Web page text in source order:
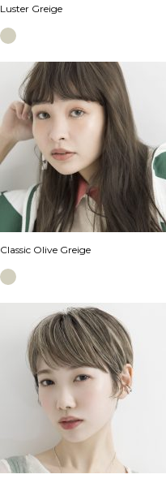
Luster Greige
Classic Olive Greige